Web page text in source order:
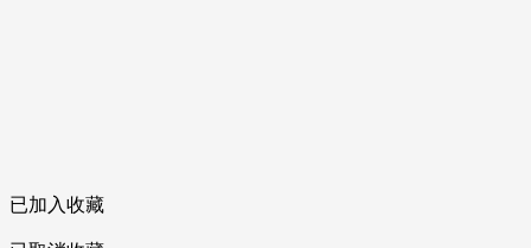
已加入收藏